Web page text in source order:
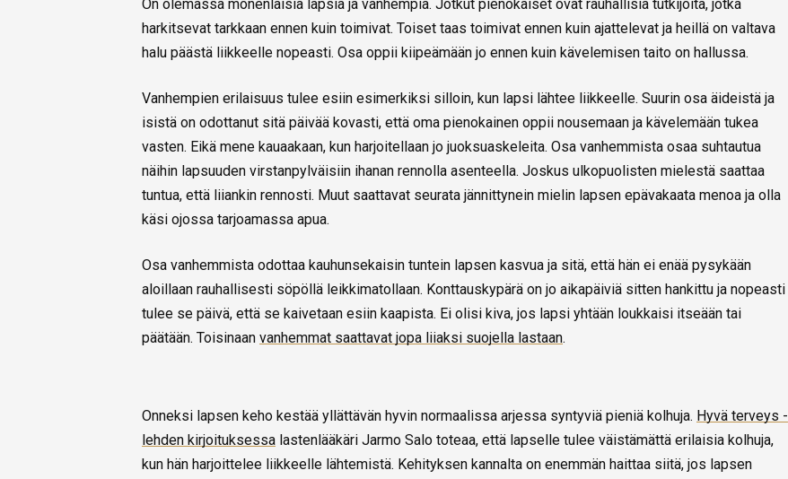
On olemassa monenlaisia lapsia ja vanhempia. Jotkut pienokaiset ovat rauhallisia tutkijoita, jotka
harkitsevat tarkkaan ennen kuin toimivat. Toiset taas toimivat ennen kuin ajattelevat ja heillä on valtava
halu päästä liikkeelle nopeasti. Osa oppii kiipeämään jo ennen kuin kävelemisen taito on hallussa.
Vanhempien erilaisuus tulee esiin esimerkiksi silloin, kun lapsi lähtee liikkeelle. Suurin osa äideistä ja
isistä on odottanut sitä päivää kovasti, että oma pienokainen oppii nousemaan ja kävelemään tukea
vasten. Eikä mene kauaakaan, kun harjoitellaan jo juoksuaskeleita. Osa vanhemmista osaa suhtautua
näihin lapsuuden virstanpylväisiin ihanan rennolla asenteella. Joskus ulkopuolisten mielestä saattaa
tuntua, että liiankin rennosti. Muut saattavat seurata jännittynein mielin lapsen epävakaata menoa ja olla
käsi ojossa tarjoamassa apua.
Osa vanhemmista odottaa kauhunsekaisin tuntein lapsen kasvua ja sitä, että hän ei enää pysykään
aloillaan rauhallisesti söpöllä leikkimatollaan. Konttauskypärä on jo aikapäiviä sitten hankittu ja nopeasti
tulee se päivä, että se kaivetaan esiin kaapista. Ei olisi kiva, jos lapsi yhtään loukkaisi itseään tai
päätään. Toisinaan vanhemmat saattavat jopa liiaksi suojella lastaan.
Onneksi lapsen keho kestää yllättävän hyvin normaalissa arjessa syntyviä pieniä kolhuja. Hyvä terveys -
lehden kirjoituksessa lastenlääkäri Jarmo Salo toteaa, että lapselle tulee väistämättä erilaisia kolhuja,
kun hän harjoittelee liikkeelle lähtemistä. Kehityksen kannalta on enemmän haittaa siitä, jos lapsen